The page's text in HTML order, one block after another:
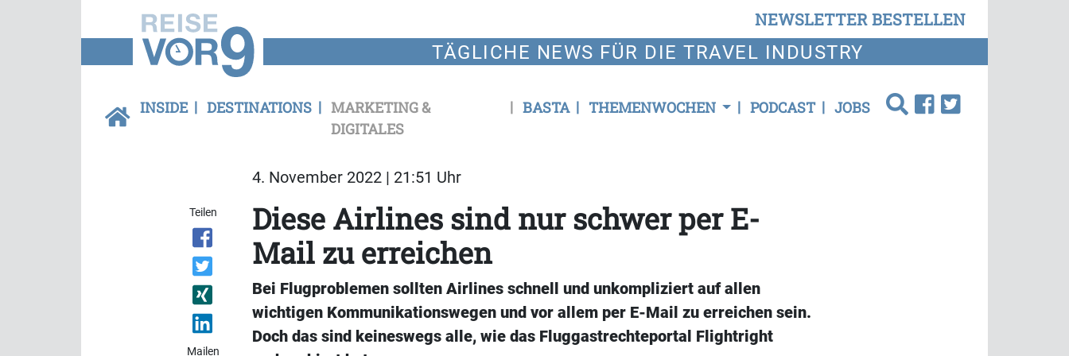
NEWSLETTER BESTELLEN
TÄGLICHE NEWS FÜR DIE TRAVEL INDUSTRY
INSIDE DESTINATIONS
MARKETING &
DIGITALES
BASTA THEMENWOCHEN PODCAST JOBS
4. November 2022 | 21:51 Uhr
Teilen
Mailen
Diese Airlines sind nur schwer per E-
Mail zu erreichen
Bei Flugproblemen sollten Airlines schnell und unkompliziert auf allen
wichtigen Kommunikationswegen und vor allem per E-Mail zu erreichen sein.
Doch das sind keineswegs alle, wie das Fluggastrechteportal Flightright